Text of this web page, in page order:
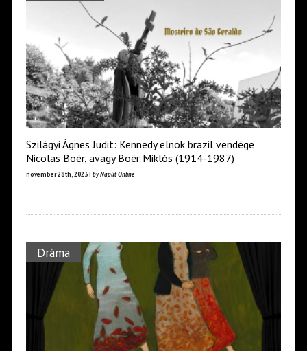
Szilágyi Ágnes Judit: Kennedy elnök brazil vendége
Nicolas Boér, avagy Boér Miklós (1914-1987)
november 28th, 2023 | by Napút Online
Dráma